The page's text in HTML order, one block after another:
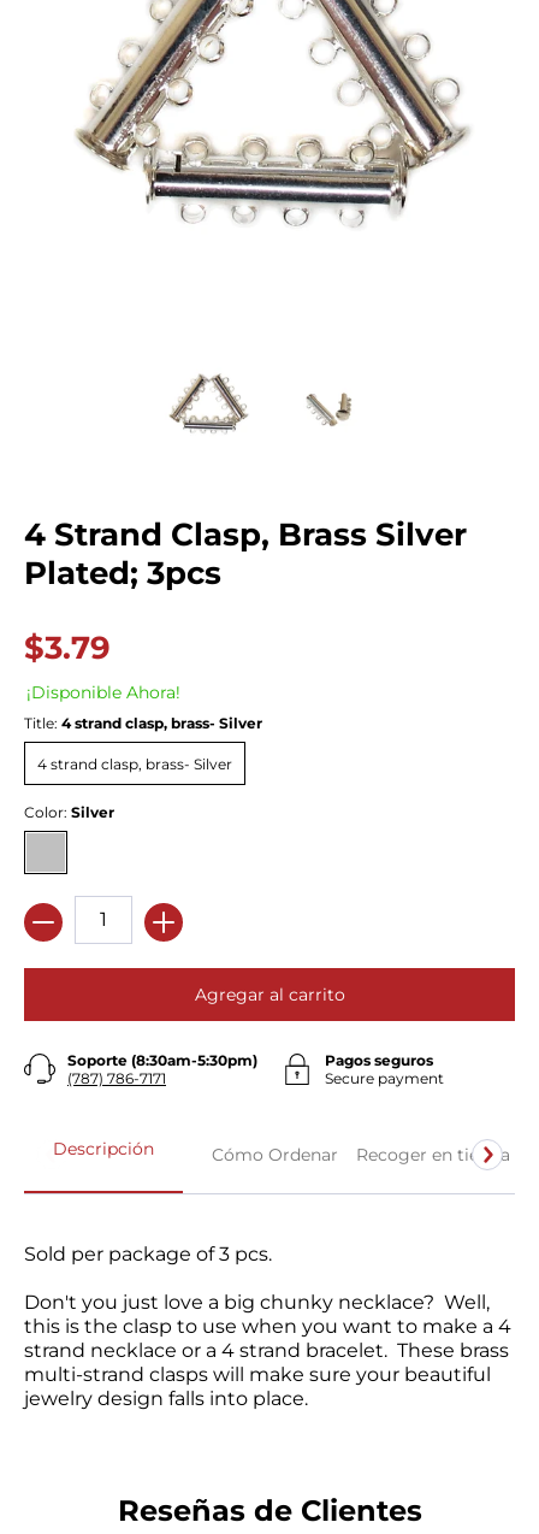
4 Strand Clasp, Brass Silver
Plated; 3pcs
$3.79
¡Disponible Ahora!
Title: 4 strand clasp, brass- Silver
4 strand clasp, brass- Silver
4 strand clasp, brass- Silver
Color: Silver
Silver
Cantidad
Agregar al carrito
Soporte (8:30am-5:30pm)
(787) 786-7171
Pagos seguros
Secure payment
Descripción Cómo Ordenar Recoger en tienda
Sold per package of 3 pcs.
Don't you just love a big chunky necklace? Well,
this is the clasp to use when you want to make a 4
strand necklace or a 4 strand bracelet. These brass
multi-strand clasps will make sure your beautiful
jewelry design falls into place.
Reseñas de Clientes
compra online
Y prepárate para recibir cientos de sorpresas